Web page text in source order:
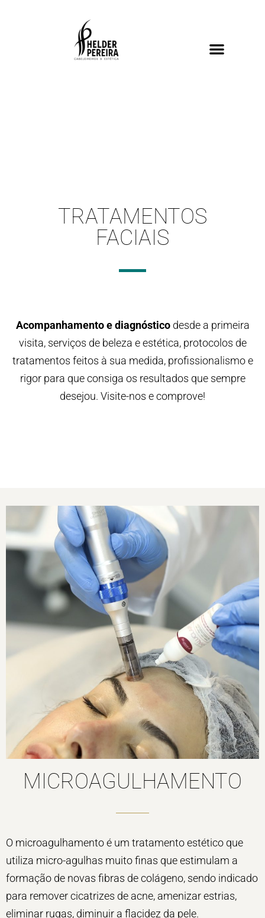
TRATAMENTOS
FACIAIS
Acompanhamento e diagnósticodesde a primeira
visita, serviços de beleza e estética, protocolos de
tratamentos feitos à sua medida, profissionalismo e
rigor para que consiga os resultados que sempre
desejou. Visite-nos e comprove!
MICROAGULHAMENTO
O microagulhamento é um tratamento estético que
utiliza micro-agulhas muito finas que estimulam a
formação de novas fibras de colágeno, sendo indicado
para remover cicatrizes de acne, amenizar estrias,
eliminar rugas, diminuir a flacidez da pele.